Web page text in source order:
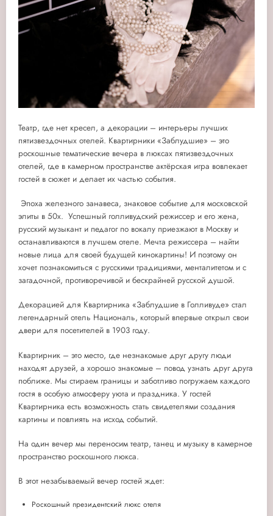
Театр, где нет кресел, а декорации – интерьеры лучших
пятизвездочных отелей. Квартирники «Заблудшие» – это
роскошные тематические вечера в люксах пятизвездочных
отелей, где в камерном пространстве актёрская игра вовлекает
гостей в сюжет и делает их частью события.
Эпоха железного занавеса, знаковое событие для московской
элиты в 50х. Успешный голливудский режиссер и его жена,
русский музыкант и педагог по вокалу приезжают в Москву и
останавливаются в лучшем отеле. Мечта режиссера – найти
новые лица для своей будущей кинокартины! И поэтому он
хочет познакомиться с русскими традициями, менталитетом и с
загадочной, противоречивой и бескрайней русской душой.
Декорацией для Квартирника «Заблудшие в Голливуде» стал
легендарный отель Националь, который впервые открыл свои
двери для посетителей в 1903 году.
Квартирник – это место, где незнакомые друг другу люди
находят друзей, а хорошо знакомые – повод узнать друг друга
поближе. Мы стираем границы и заботливо погружаем каждого
гостя в особую атмосферу уюта и праздника. У гостей
Квартирника есть возможность стать свидетелями создания
картины и повлиять на исход событий.
На один вечер мы переносим театр, танец и музыку в камерное
пространство роскошного люкса.
В этот незабываемый вечер гостей ждет:
Роскошный президентский люкс отеля